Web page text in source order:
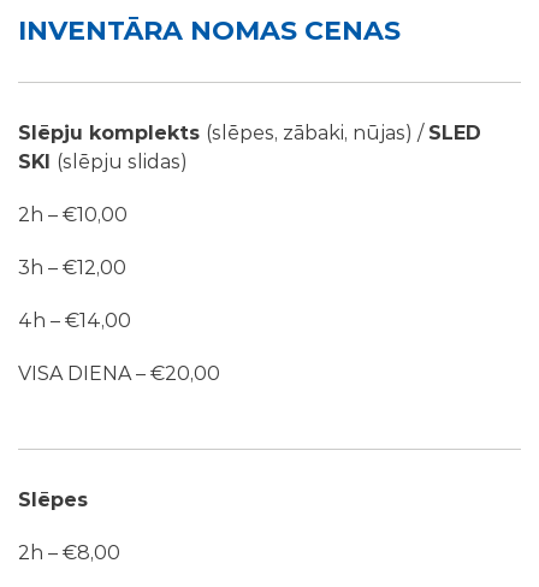
INVENTĀRA NOMAS CENAS
Slēpju komplekts (slēpes, zābaki, nūjas) / SLED
SKI (slēpju slidas)
2h – €10,00
3h – €12,00
4h – €14,00
VISA DIENA – €20,00
Slēpes
2h – €8,00